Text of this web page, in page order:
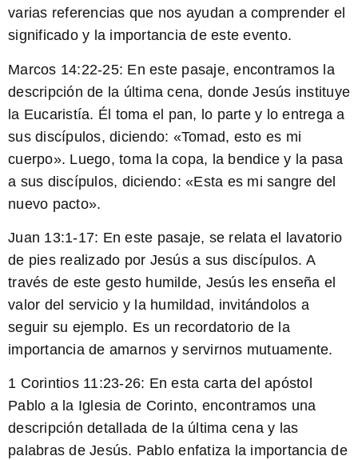
varias referencias que nos ayudan a comprender el
significado y la importancia de este evento.
Marcos 14:22-25: En este pasaje, encontramos la
descripción de la última cena, donde Jesús instituye
la Eucaristía. Él toma el pan, lo parte y lo entrega a
sus discípulos, diciendo: «Tomad, esto es mi
cuerpo». Luego, toma la copa, la bendice y la pasa
a sus discípulos, diciendo: «Esta es mi sangre del
nuevo pacto».
Juan 13:1-17: En este pasaje, se relata el lavatorio
de pies realizado por Jesús a sus discípulos. A
través de este gesto humilde, Jesús les enseña el
valor del servicio y la humildad, invitándolos a
seguir su ejemplo. Es un recordatorio de la
importancia de amarnos y servirnos mutuamente.
1 Corintios 11:23-26: En esta carta del apóstol
Pablo a la Iglesia de Corinto, encontramos una
descripción detallada de la última cena y las
palabras de Jesús. Pablo enfatiza la importancia de